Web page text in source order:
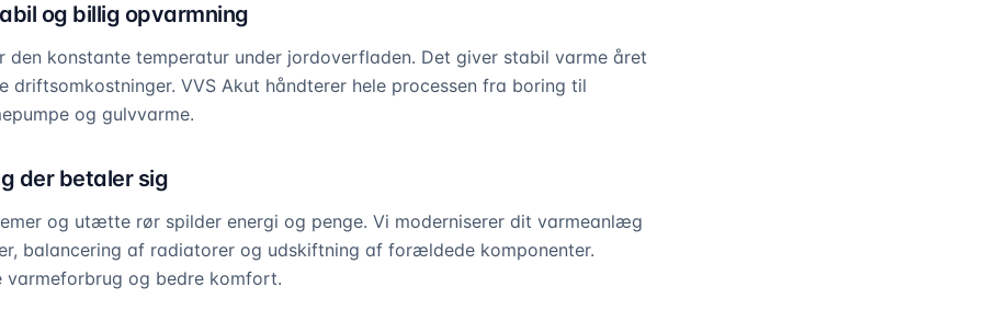
og billig opvarmning
den konstante temperatur under jordoverfladen. Det giver stabil varme året
driftsomkostninger. VVS Akut håndterer hele processen fra boring til
og gulvvarme.
der betaler sig
og utætte rør spilder energi og penge. Vi moderniserer dit varmeanlæg
balancering af radiatorer og udskiftning af forældede komponenter.
varmeforbrug og bedre komfort.